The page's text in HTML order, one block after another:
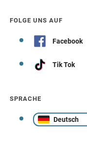
FOLGE UNS AUF
Facebook
Tik Tok
SPRACHE
Deutsch